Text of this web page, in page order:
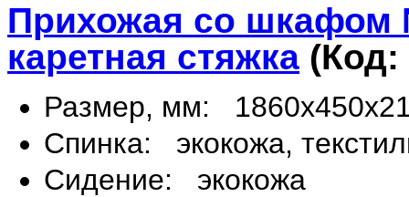
Прихожая со шкафом
каретная стяжка (Код:
Размер, мм:
Спинка:
экокожа,
Сидение:
экокожа